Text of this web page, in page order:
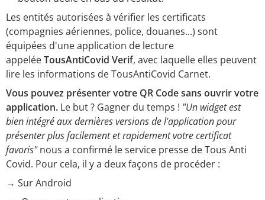
Les entités autorisées à vérifier les certificats
(compagnies aériennes, police, douanes...) sont
équipées d'une application de lecture
appeléeTousAntiCovid Verif, avec laquelle elles peuvent
lire les informations de TousAntiCovid Carnet.
Vous pouvez présenter votre QR Code sans ouvrir votre
application. Le but ? Gagner du temps ! "Un widget est
bien intégré aux dernières versions de l'application pour
présenter plus facilement et rapidement votre certificat
favoris"nous a confirmé le service presse de Tous Anti
Covid. Pour cela, il y a deux façons de procéder :
→ Sur Android